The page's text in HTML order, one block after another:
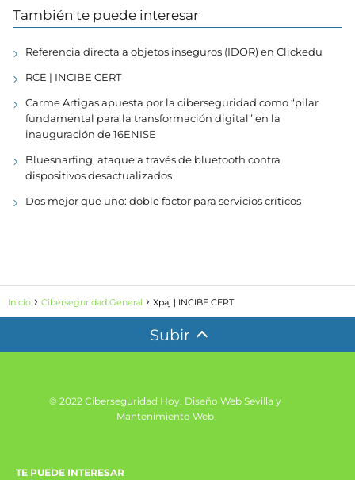
También te puede interesar
Referencia directa a objetos inseguros (IDOR) en Clickedu
RCE | INCIBE CERT
Carme Artigas apuesta por la ciberseguridad como “pilar
fundamental para la transformación digital” en la
inauguración de 16ENISE
Bluesnarfing, ataque a través de bluetooth contra
dispositivos desactualizados
Dos mejor que uno: doble factor para servicios críticos
Inicio Ciberseguridad General Xpaj | INCIBE CERT
Subir
© 2022 Ciberseguridad Hoy. Diseño Web Sevilla y
Mantenimiento Web
TE PUEDE INTERESAR